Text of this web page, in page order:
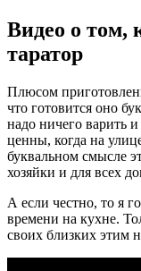
Видео о том,
таратор
Плюсом
что готовится оно
надо ничего варить
ценны, когда на
буквальном смысле
хозяйки и для всех
А если честно, то я
времени на кухне.
своих близких этим